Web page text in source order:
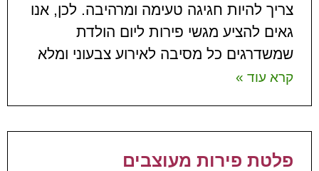
צריך להיות חגיגה טעימה ומרהיבה. לכן, אנו
גאים להציע מגשי פירות ליום הולדת
שמשדרגים כל מסיבה לאירוע צבעוני ומלא
קרא עוד »
פלטת פירות מעוצבים